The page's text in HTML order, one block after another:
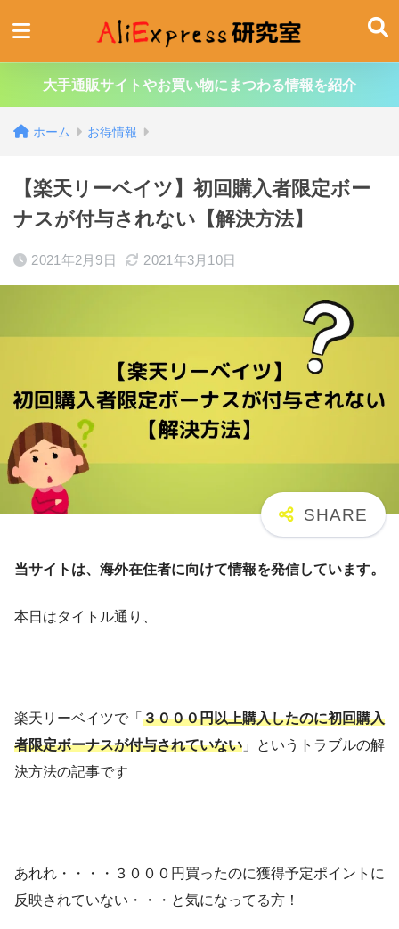
大手通販サイトやお買い物にまつわる情報を紹介
ホーム お得情報
【楽天リーベイツ】初回購入者限定ボー
ナスが付与されない【解決方法】
2021年2月9日 2021年3月10日
当サイトは、海外在住者に向けて情報を発信しています。
本日はタイトル通り、
楽天リーベイツで「 ３０００円以上購入したのに初回購入
者限定ボーナスが付与されていない 」というトラブルの解
決方法の記事です
あれれ・・・・３０００円買ったのに獲得予定ポイントに
反映されていない・・・と気になってる方！